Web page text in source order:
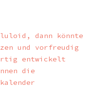
dann könnte
und vorfreudig
entwickelt
die